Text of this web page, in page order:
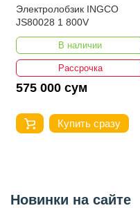
Электролобзик INGCO
JS80028 1 800V
В наличии
Рассрочка
575 000 сум
Купить сразу
Новинки на сайте